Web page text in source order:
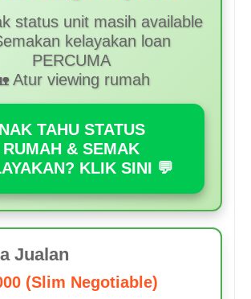
status unit masih available
kelayakan loan
PERCUMA
Atur viewing rumah
NAK TAHU STATUS
RUMAH & SEMAK
KLIK SINI 💬
Jualan
(Slim Negotiable)